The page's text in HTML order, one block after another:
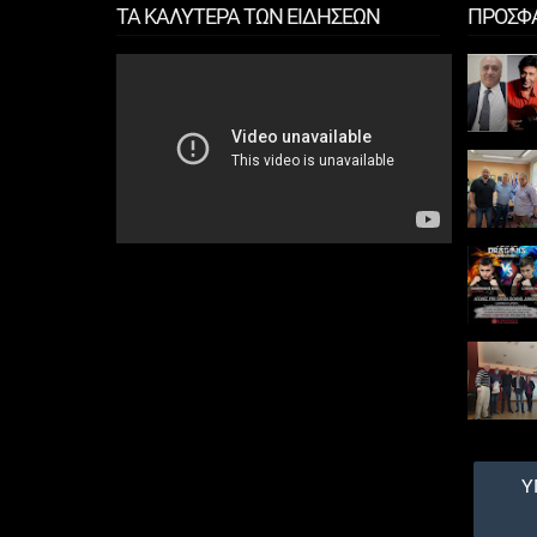
Δημοτικές
εκλογές
τελικά έχει κοντά
ποδάρια
επικεφαλής συνδυασμού
ΤΑ ΚΑΛΥΤΕΡΑ ΤΩΝ ΕΙΔΗΣΕΩΝ